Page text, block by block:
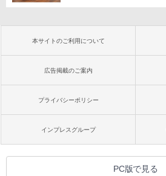
本サイトのご利用について
広告掲載のご案内
プライバシーポリシー
インプレスグループ
PC版で見る